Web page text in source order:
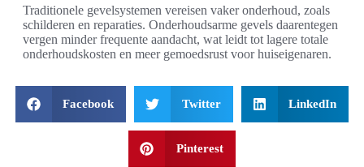
Traditionele gevelsystemen vereisen vaker onderhoud, zoals
schilderen en reparaties. Onderhoudsarme gevels daarentegen
vergen minder frequente aandacht, wat leidt tot lagere totale
onderhoudskosten en meer gemoedsrust voor huiseigenaren.
Facebook Twitter LinkedIn
Pinterest